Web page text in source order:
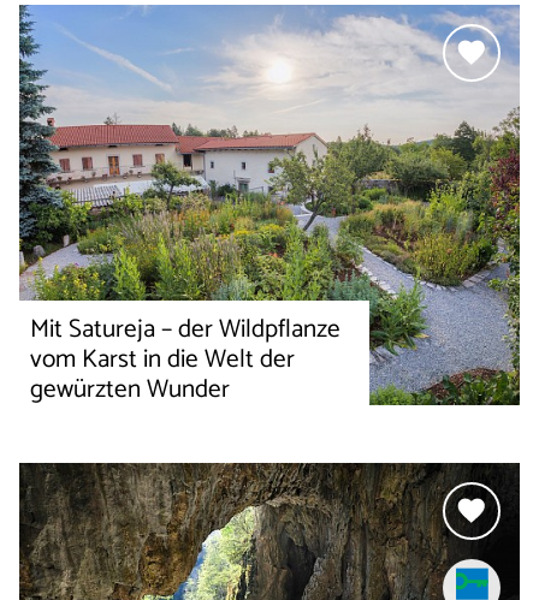
Mit Satureja – der Wildpflanze
vom Karst in die Welt der
gewürzten Wunder